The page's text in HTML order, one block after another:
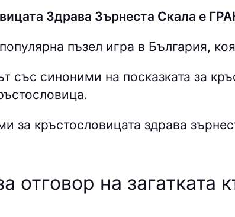
Здрава Зърнеста Скала е
пъзел игра в България,
със синоними на посказката за
кръстословицата здрава
отговор на загатката